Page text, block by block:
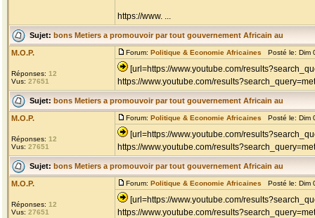
https://www. ...
Sujet: bons Metiers a promouvoir par tout gouvernement Africain au
M.O.P.
Réponses: 12
Vus: 27651
Forum: Politique & Economie Africaines Posté le: Dim
[url=https://www.youtube.com/
https://www.youtube.com/
Sujet: bons Metiers a promouvoir par tout gouvernement Africain au
M.O.P.
Réponses: 12
Vus: 27651
Forum: Politique & Economie Africaines Posté le: Dim
[url=https://www.youtube.com/
https://www.youtube.com/
Sujet: bons Metiers a promouvoir par tout gouvernement Africain au
M.O.P.
Réponses: 12
Vus: 27651
Forum: Politique & Economie Africaines Posté le: Dim
[url=https://www.youtube.com/
https://www.youtube.com/